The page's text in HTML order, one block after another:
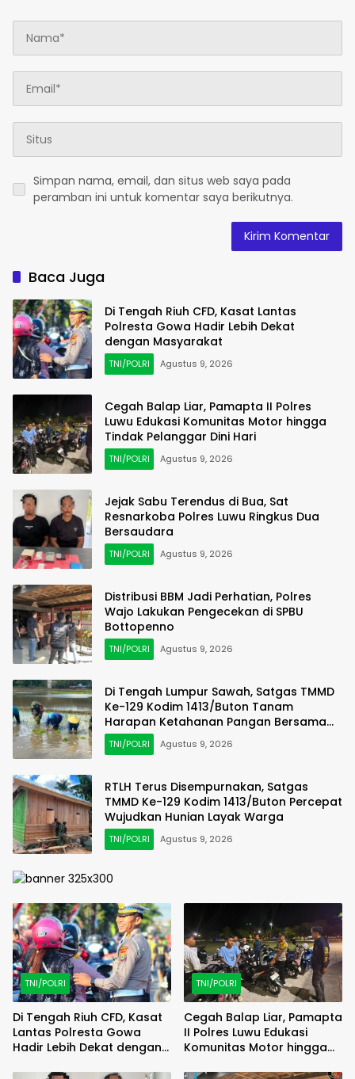
Simpan nama, email, dan situs web saya pada
peramban ini untuk komentar saya berikutnya.
Baca Juga
Di Tengah Riuh CFD, Kasat Lantas
Polresta Gowa Hadir Lebih Dekat
dengan Masyarakat
TNI/POLRI Agustus 9, 2026
Cegah Balap Liar, Pamapta II Polres
Luwu Edukasi Komunitas Motor hingga
Tindak Pelanggar Dini Hari
TNI/POLRI Agustus 9, 2026
Jejak Sabu Terendus di Bua, Sat
Resnarkoba Polres Luwu Ringkus Dua
Bersaudara
TNI/POLRI Agustus 9, 2026
Distribusi BBM Jadi Perhatian, Polres
Wajo Lakukan Pengecekan di SPBU
Bottopenno
TNI/POLRI Agustus 9, 2026
Di Tengah Lumpur Sawah, Satgas TMMD
Ke-129 Kodim 1413/Buton Tanam
Harapan Ketahanan Pangan Bersama
Warga
TNI/POLRI Agustus 9, 2026
RTLH Terus Disempurnakan, Satgas
TMMD Ke-129 Kodim 1413/Buton Percepat
Wujudkan Hunian Layak Warga
TNI/POLRI Agustus 9, 2026
TNI/POLRI
Di Tengah Riuh CFD, Kasat
Lantas Polresta Gowa
Hadir Lebih Dekat dengan
TNI/POLRI
Cegah Balap Liar, Pamapta
II Polres Luwu Edukasi
Komunitas Motor hingga